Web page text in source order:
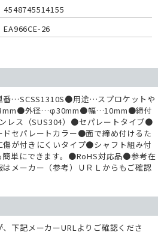
4548745514155
EA966CE-26
…SCSS1310S●用途…スプロケットや
外径…φ30mm●幅…10mm●締付
ス（SUS304）●セパレートタイプ●
ドセパレートカラー●面で締め付けるた
傷が付きにくいタイプ●シャフト組み付
簡単にできます。●RoHS対応品●参考在
メーカー（参考）ＵＲＬからもご確認
下記メーカーURLよりご確認くださ